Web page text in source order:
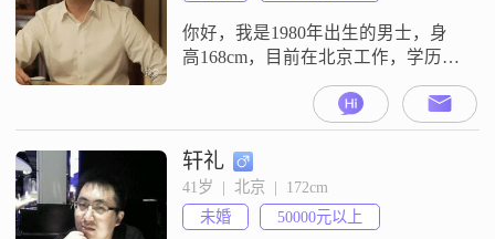
你好，我是1980年出生的男士，身
高168cm，目前在北京工作，学历是
大学本科，月收入在50000元以上。
关于我的性格，我平时比较外向健
谈，随和易相处，平时也喜欢阅读
和写作。在为人处世上，我自认成
熟稳重，有耐心也比较包容。对于
感情，我认为相互尊重、真诚相待
是基本的前提，我期待的是一段双
轩礼
41岁  |  北京  |  172cm
未婚
50000元以上